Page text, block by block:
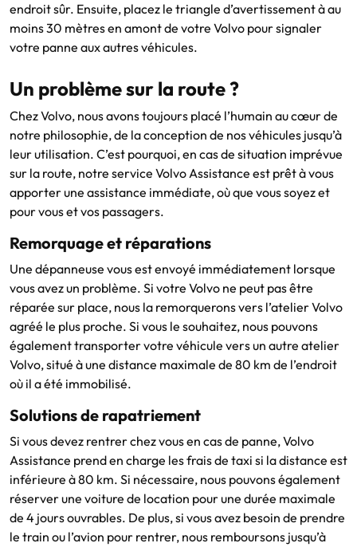
endroit sûr. Ensuite, placez le triangle d’avertissement à au
moins 30 mètres en amont de votre Volvo pour signaler
votre panne aux autres véhicules.
Un problème sur la route ?
Chez Volvo, nous avons toujours placé l’humain au cœur de
notre philosophie, de la conception de nos véhicules jusqu’à
leur utilisation. C’est pourquoi, en cas de situation imprévue
sur la route, notre service Volvo Assistance est prêt à vous
apporter une assistance immédiate, où que vous soyez et
pour vous et vos passagers.
Remorquage et réparations
Une dépanneuse vous est envoyé immédiatement lorsque
vous avez un problème. Si votre Volvo ne peut pas être
réparée sur place, nous la remorquerons vers l’atelier Volvo
agréé le plus proche. Si vous le souhaitez, nous pouvons
également transporter votre véhicule vers un autre atelier
Volvo, situé à une distance maximale de 80 km de l’endroit
où il a été immobilisé.
Solutions de rapatriement
Si vous devez rentrer chez vous en cas de panne, Volvo
Assistance prend en charge les frais de taxi si la distance est
inférieure à 80 km. Si nécessaire, nous pouvons également
réserver une voiture de location pour une durée maximale
de 4 jours ouvrables. De plus, si vous avez besoin de prendre
le train ou l’avion pour rentrer, nous remboursons jusqu’à